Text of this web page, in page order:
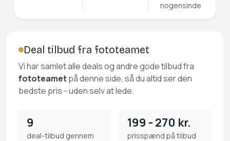
nogensinde
Deal tilbud fra fototeamet
Vi har samlet alle deals og andre gode tilbud fra
fototeametpå denne side, så du altid ser den
bedste pris - uden selv at lede.
9
deal-tilbud gennem
199 - 270 kr.
prisspænd på tilbud